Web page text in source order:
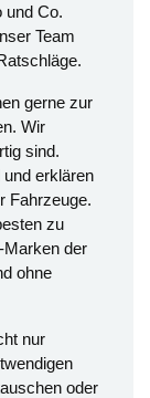
und Co.
Team
gerne zur
Wir
sind.
und erklären
Fahrzeuge.
zu
Marken der
ohne
nur
oder